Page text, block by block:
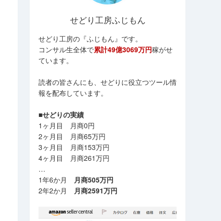
せどり工房ふじもん
せどり工房の『ふじもん』です。
コンサル生全体で累計49億3069万円稼がせ
ています。
読者の皆さんにも、せどりに役立つツール情
報を配布しています。
■せどりの実績
1ヶ月目 月商0円
2ヶ月目 月商65万円
3ヶ月目 月商153万円
4ヶ月目 月商261万円
…
1年6か月 月商505万円
2年2か月 月商2591万円